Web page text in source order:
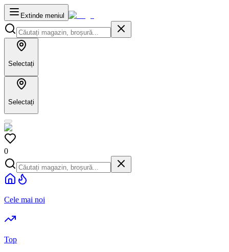
Extinde meniul
Selectați
Selectați
0
Cele mai noi
Top